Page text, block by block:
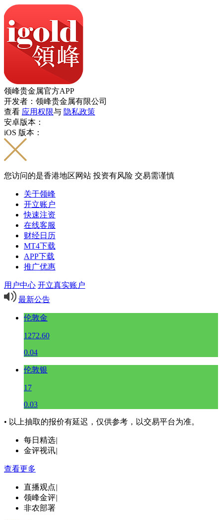
领峰贵金属官方APP
开发者：领峰贵金属有限公司
查看 应用权限与 隐私政策
安卓版本：
iOS 版本：
您访问的是香港地区网站 投资有风险 交易需谨慎
关于领峰
开立账户
快速注资
在线客服
财经日历
MT4下载
APP下载
推广优惠
用户中心 开立真实账户
最新公告
伦敦金
1272.60
0.04
伦敦银
17
0.03
• 以上抽取的报价有延迟，仅供参考，以交易平台为准。
每日精选|
金评视讯|
查看更多
直播观点|
领峰金评|
非农部署